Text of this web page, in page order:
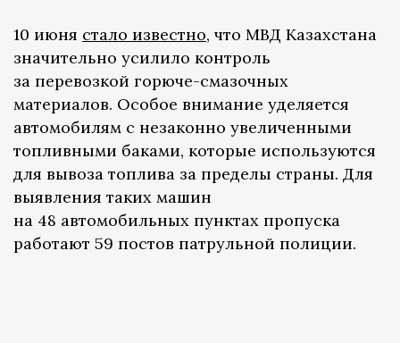
10 июня стало известно, что МВД Казахстана
значительно усилило контроль
за перевозкой горюче-смазочных
материалов. Особое внимание уделяется
автомобилям с незаконно увеличенными
топливными баками, которые используются
для вывоза топлива за пределы страны. Для
выявления таких машин
на 48 автомобильных пунктах пропуска
работают 59 постов патрульной полиции.